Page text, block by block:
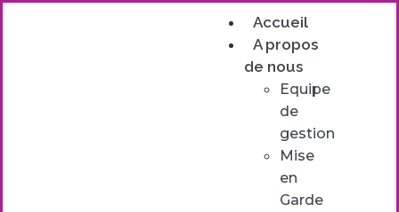
Accueil
A propos
de nous
Equipe
de
gestion
Mise
en
Garde